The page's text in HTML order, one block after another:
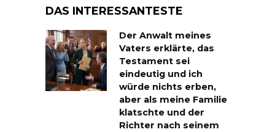
DAS INTERESSANTESTE
Der Anwalt meines
Vaters erklärte, das
Testament sei
eindeutig und ich
würde nichts erben,
aber als meine Familie
klatschte und der
Richter nach seinem